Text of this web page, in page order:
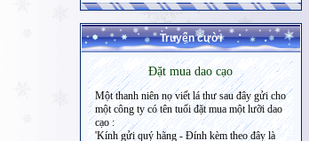
Truyện cười